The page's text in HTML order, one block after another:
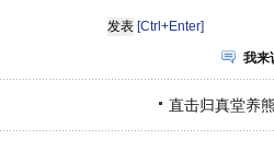
[Ctrl+Enter]
我来
直击归真堂养